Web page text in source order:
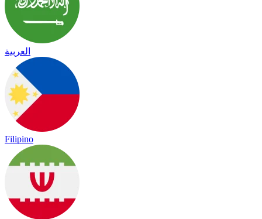
العربية
Filipino